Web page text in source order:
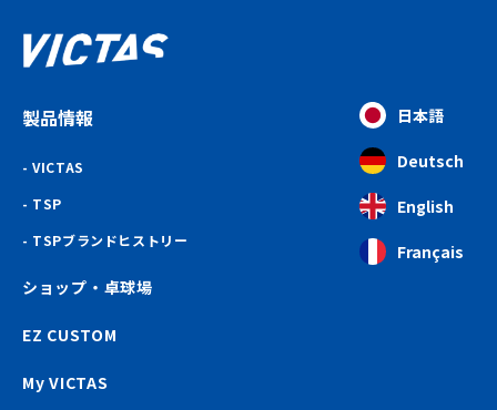
製品情報
VICTAS
TSP
TSPブランドヒストリー
ショップ・卓球場
EZ CUSTOM
My VICTAS
日本語
Deutsch
English
Français